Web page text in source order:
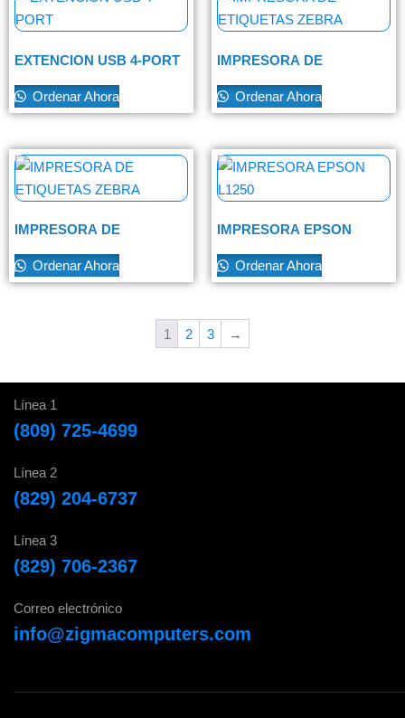
EXTENCION USB 4-PORT
Ordenar Ahora
IMPRESORA DE
Ordenar Ahora
IMPRESORA DE
Ordenar Ahora
IMPRESORA EPSON
Ordenar Ahora
1 2 3 →
Línea 1
(809) 725-4699
Línea 2
(829) 204-6737
Línea 3
(829) 706-2367
Correo electrónico
info@zigmacomputers.com